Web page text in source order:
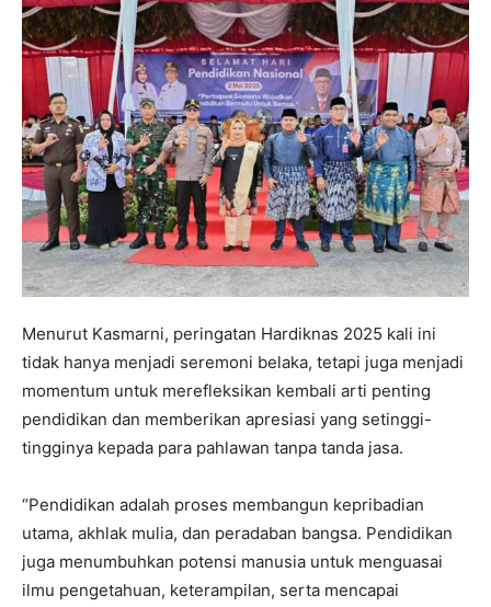
Menurut Kasmarni, peringatan Hardiknas 2025 kali ini
tidak hanya menjadi seremoni belaka, tetapi juga menjadi
momentum untuk merefleksikan kembali arti penting
pendidikan dan memberikan apresiasi yang setinggi-
tingginya kepada para pahlawan tanpa tanda jasa.
“Pendidikan adalah proses membangun kepribadian
utama, akhlak mulia, dan peradaban bangsa. Pendidikan
juga menumbuhkan potensi manusia untuk menguasai
ilmu pengetahuan, keterampilan, serta mencapai